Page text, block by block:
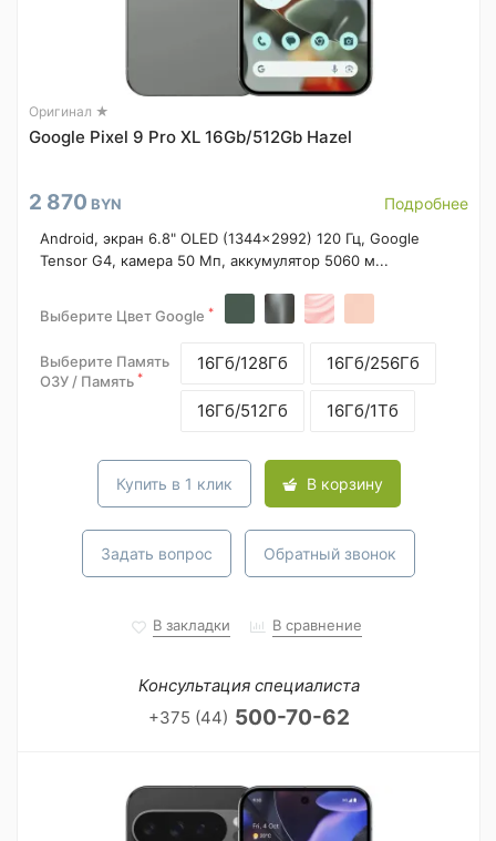
Оригинал ★
Google Pixel 9 Pro XL 16Gb/512Gb Hazel
2 870 BYN Подробнее
Android, экран 6.8" OLED (1344x2992) 120 Гц, Google
Tensor G4, камера 50 Мп, аккумулятор 5060 м...
Выберите Цвет Google *
Выберите Память
ОЗУ / Память *
16Гб/128Гб 16Гб/256Гб
16Гб/512Гб 16Гб/1Тб
Купить в 1 клик В корзину
Задать вопрос Обратный звонок
В закладки В сравнение
Консультация специалиста
+375 (44) 500-70-62